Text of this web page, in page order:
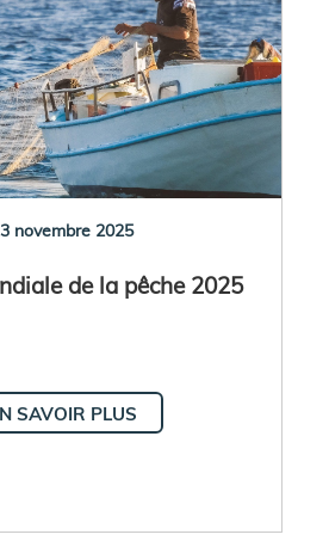
novembre 2025
de la pêche 2025
SAVOIR PLUS